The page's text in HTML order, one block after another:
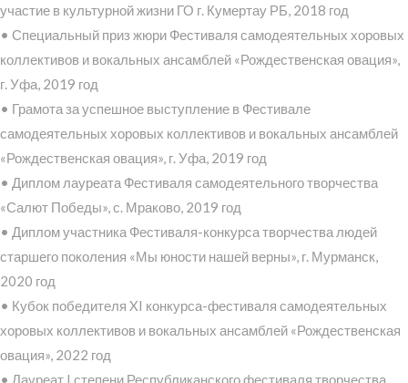
участие в культурной жизни ГО г. Кумертау РБ, 2018 год
• Специальный приз жюри Фестиваля самодеятельных хоровых
коллективов и вокальных ансамблей «Рождественская овация»,
г. Уфа, 2019 год
• Грамота за успешное выступление в Фестивале
самодеятельных хоровых коллективов и вокальных ансамблей
«Рождественская овация», г. Уфа, 2019 год
• Диплом лауреата Фестиваля самодеятельного творчества
«Салют Победы», с. Мраково, 2019 год
• Диплом участника Фестиваля-конкурса творчества людей
старшего поколения «Мы юности нашей верны», г. Мурманск,
2020 год
• Кубок победителя XI конкурса-фестиваля самодеятельных
хоровых коллективов и вокальных ансамблей «Рождественская
овация», 2022 год
• Лауреат I степени Республиканского фестиваля творчества